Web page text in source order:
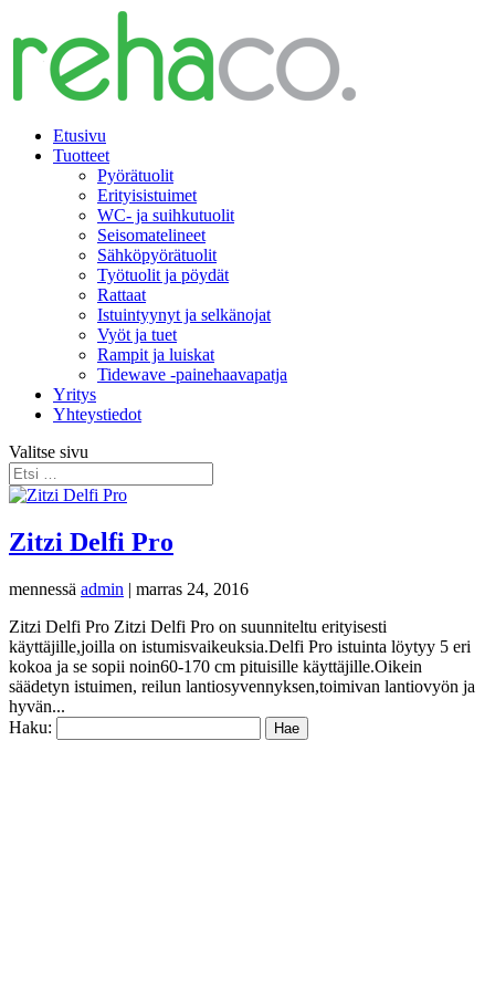
Etusivu
Tuotteet
Pyörätuolit
Erityisistuimet
WC- ja suihkutuolit
Seisomatelineet
Sähköpyörätuolit
Työtuolit ja pöydät
Rattaat
Istuintyynyt ja selkänojat
Vyöt ja tuet
Rampit ja luiskat
Tidewave -painehaavapatja
Yritys
Yhteystiedot
Valitse sivu
Zitzi Delfi Pro
mennessä admin | marras 24, 2016
Zitzi Delfi Pro Zitzi Delfi Pro on suunniteltu erityisesti
käyttäjille,joilla on istumisvaikeuksia.Delfi Pro istuinta löytyy 5 eri
kokoa ja se sopii noin60-170 cm pituisille käyttäjille.Oikein
säädetyn istuimen, reilun lantiosyvennyksen,toimivan lantiovyön ja
hyvän...
Haku: